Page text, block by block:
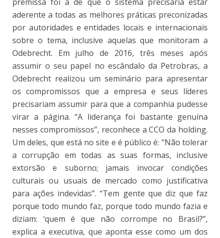
aderente a todas as melhores práticas preconizadas
por autoridades e entidades locais e internacionais
sobre o tema, inclusive aquelas que monitoram a
Odebrecht. Em julho de 2016, três meses após
assumir o seu papel no escândalo da Petrobras, a
Odebrecht realizou um seminário para apresentar
os compromissos que a empresa e seus líderes
precisariam assumir para que a companhia pudesse
virar a página. “A liderança foi bastante genuína
nesses compromissos”, reconhece a CCO da holding.
Um deles, que está no site e é público é: “Não tolerar
a corrupção em todas as suas formas, inclusive
extorsão e suborno; jamais invocar condições
culturais ou usuais de mercado como justificativa
para ações indevidas”. “Tem gente que diz que faz
porque todo mundo faz, porque todo mundo fazia e
diziam: ‘quem é que não corrompe no Brasil?”,
explica a executiva, que aponta esse como um dos